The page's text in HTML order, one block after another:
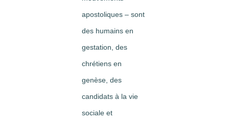
apostoliques – sont
des humains en
gestation, des
chrétiens en
genèse, des
candidats à la vie
sociale et